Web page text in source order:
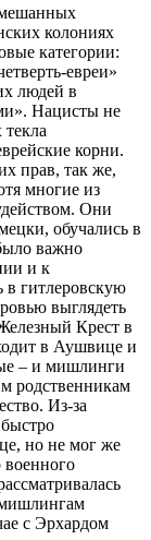
колониях
категории:
евреи»
людей в
Нацисты не
корни.
прав, так же,
многие из
Они
обучались в
важно
и к
гитлеровскую
выглядеть
Крест в
в Аушвице и
– и мишлинги
родственникам
Из-за
но не мог же
военного
с Эрхардом